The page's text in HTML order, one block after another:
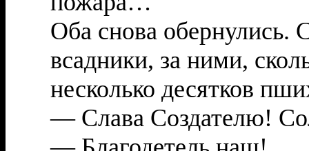
Оба снова обернулись.
всадники, за ними,
несколько десятков
— Слава Создателю!